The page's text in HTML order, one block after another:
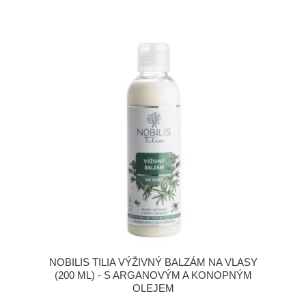
NOBILIS TILIA VÝŽIVNÝ BALZÁM NA VLASY
(200 ML) - S ARGANOVÝM A KONOPNÝM
OLEJEM